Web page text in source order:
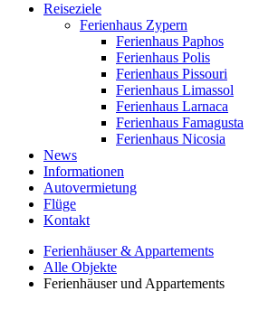
Reiseziele
Ferienhaus Zypern
Ferienhaus Paphos
Ferienhaus Polis
Ferienhaus Pissouri
Ferienhaus Limassol
Ferienhaus Larnaca
Ferienhaus Famagusta
Ferienhaus Nicosia
News
Informationen
Autovermietung
Flüge
Kontakt
Ferienhäuser & Appartements
Alle Objekte
Ferienhäuser und Appartements